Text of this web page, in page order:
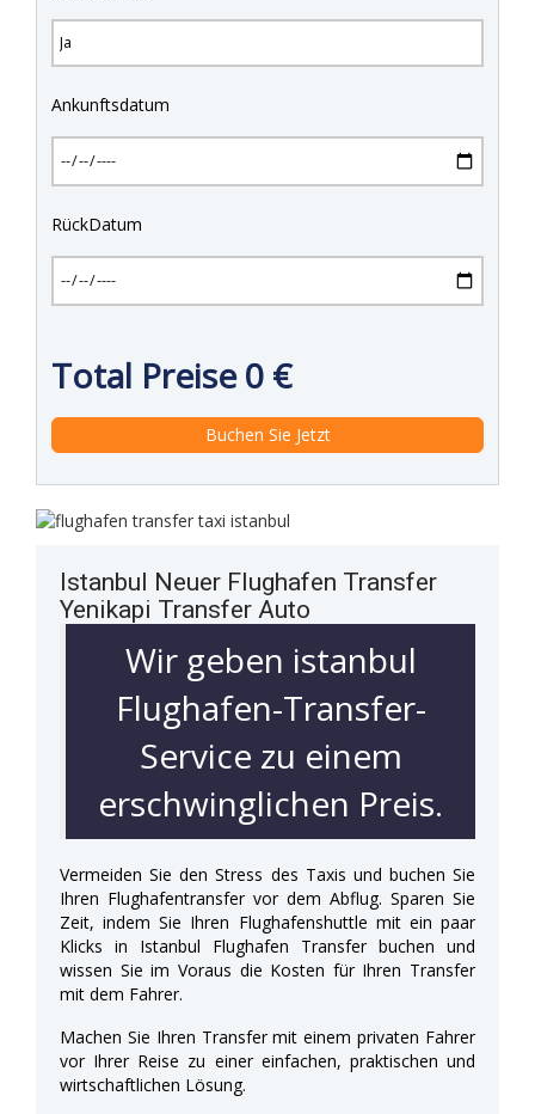
Ankunftsdatum
RückDatum
Total Preise0 €
Istanbul Neuer Flughafen Transfer
Yenikapi Transfer Auto
Wir geben istanbul
Flughafen-Transfer-
Service zu einem
erschwinglichen Preis.
Vermeiden Sie den Stress des Taxis und buchen Sie
Ihren Flughafentransfer vor dem Abflug. Sparen Sie
Zeit, indem Sie Ihren Flughafenshuttle mit ein paar
Klicks in Istanbul Flughafen Transfer buchen und
wissen Sie im Voraus die Kosten für Ihren Transfer
mit dem Fahrer.
Machen Sie Ihren Transfer mit einem privaten Fahrer
vor Ihrer Reise zu einer einfachen, praktischen und
wirtschaftlichen Lösung.